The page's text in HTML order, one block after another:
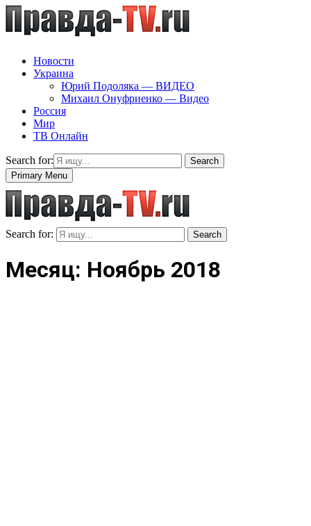
Новости
Украина
Юрий Подоляка — ВИДЕО
Михаил Онуфриенко — Видео
Россия
Мир
ТВ Онлайн
Search for:
Search
Primary Menu
Search for: Search
Месяц: Ноябрь 2018